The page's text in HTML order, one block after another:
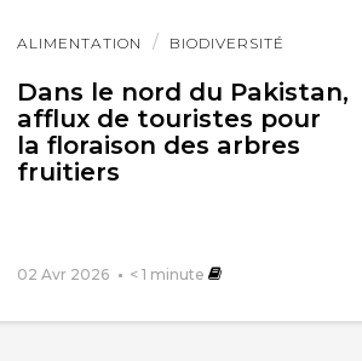
ALIMENTATION BIODIVERSITÉ
Dans le nord du Pakistan,
afflux de touristes pour
la floraison des arbres
fruitiers
02 Avr 2026 < 1 minute
Lire